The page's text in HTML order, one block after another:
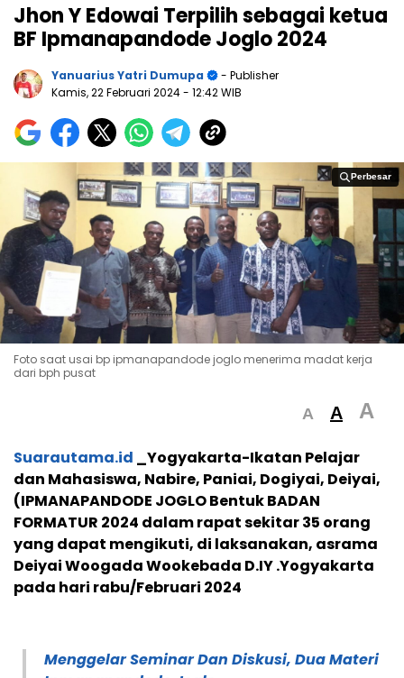
Jhon Y Edowai Terpilih sebagai ketua
BF Ipmanapandode Joglo 2024
Yanuarius Yatri Dumupa
- Publisher
Kamis, 22 Februari 2024- 12:42 WIB
Perbesar
Perbesar
Foto saat usai bp ipmanapandode joglo menerima madat kerja
dari bph pusat
A A A
Suarautama.id _Yogyakarta-Ikatan Pelajar
dan Mahasiswa, Nabire, Paniai, Dogiyai, Deiyai,
(IPMANAPANDODE JOGLO Bentuk BADAN
FORMATUR 2024 dalam rapat sekitar 35 orang
yang dapat mengikuti, di laksanakan, asrama
Deiyai Woogada Wookebada D.IY .Yogyakarta
pada hari rabu/Februari 2024
Menggelar Seminar Dan Diskusi, Dua Materi